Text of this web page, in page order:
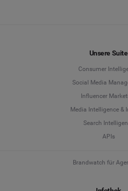
Unsere Suite
Consumer
Social Media
Influencer
Media Intelligence &
Search
APIs
Brandwatch für